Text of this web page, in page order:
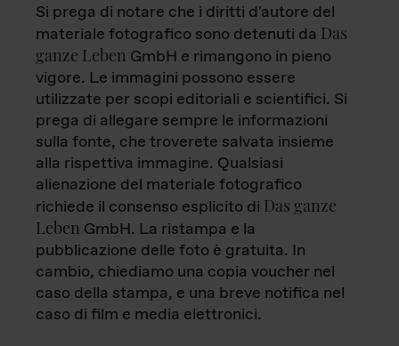
Si prega di notare che i diritti d'autore del
materiale fotografico sono detenuti da Das
ganze Leben GmbH e rimangono in pieno
vigore. Le immagini possono essere
utilizzate per scopi editoriali e scientifici. Si
prega di allegare sempre le informazioni
sulla fonte, che troverete salvata insieme
alla rispettiva immagine. Qualsiasi
alienazione del materiale fotografico
richiede il consenso esplicito di Das ganze
Leben GmbH. La ristampa e la
pubblicazione delle foto è gratuita. In
cambio, chiediamo una copia voucher nel
caso della stampa, e una breve notifica nel
caso di film e media elettronici.